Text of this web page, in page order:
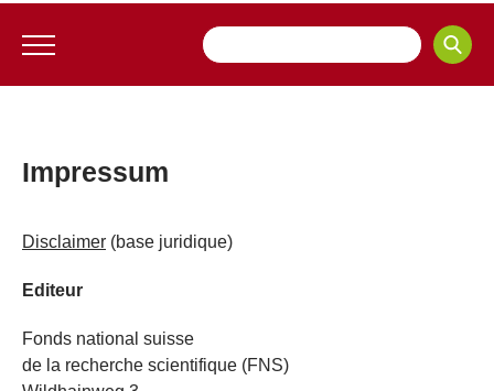
Impressum
Disclaimer (base juridique)
Editeur
Fonds national suisse
de la recherche scientifique (FNS)